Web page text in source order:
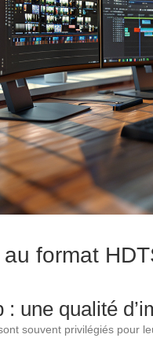
format
une qualité
souvent privilégiés pour